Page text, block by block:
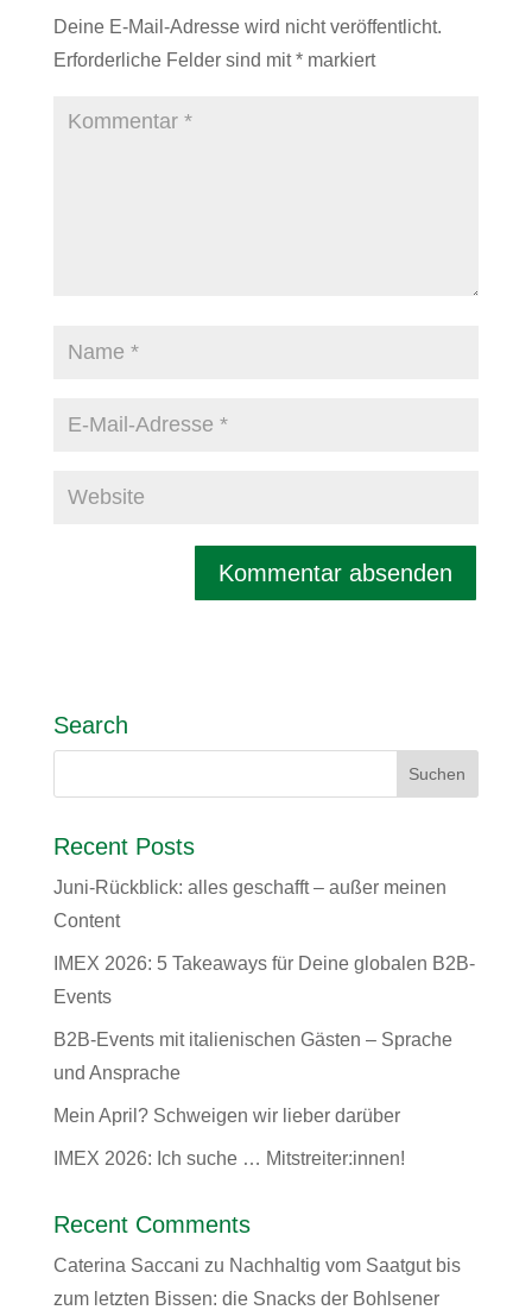
Deine E-Mail-Adresse wird nicht veröffentlicht.
Erforderliche Felder sind mit*markiert
Search
Recent Posts
Juni-Rückblick: alles geschafft – außer meinen
Content
IMEX 2026: 5 Takeaways für Deine globalen B2B-
Events
B2B-Events mit italienischen Gästen – Sprache
und Ansprache
Mein April? Schweigen wir lieber darüber
IMEX 2026: Ich suche … Mitstreiter:innen!
Recent Comments
Caterina Saccani zu Nachhaltig vom Saatgut bis
zum letzten Bissen: die Snacks der Bohlsener